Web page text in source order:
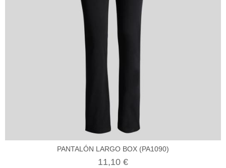
PANTALÓN LARGO BOX (PA1090)
11,10 €